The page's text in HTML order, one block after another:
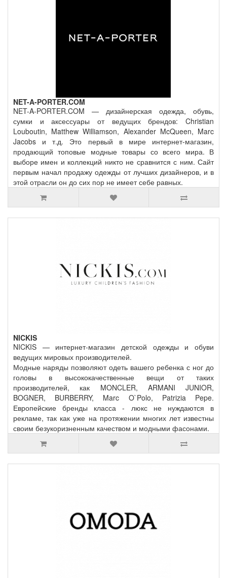
NET-A-PORTER.COM
NET-A-PORTER.COM — дизайнерская одежда, обувь,
сумки и аксессуары от ведущих брендов: Christian
Louboutin, Matthew Williamson, Alexander McQueen, Marc
Jacobs и т.д. Это первый в мире интернет-магазин,
продающий топовые модные товары со всего мира. В
выборе имен и коллекций никто не сравнится с ним. Сайт
первым начал продажу одежды от лучших дизайнеров, и в
этой отрасли он до сих пор не имеет себе равных.
NICKIS
NICKIS — интернет-магазин детской одежды и обуви
ведущих мировых производителей.
Модные наряды позволяют одеть вашего ребенка с ног до
головы в высококачественные вещи от таких
производителей, как MONCLER, ARMANI JUNIOR,
BOGNER, BURBERRY, Marc O`Polo, Patrizia Pepe.
Европейские бренды класса - люкс не нуждаются в
рекламе, так как уже на протяжении многих лет известны
своим безукоризненным качеством и модными фасонами.